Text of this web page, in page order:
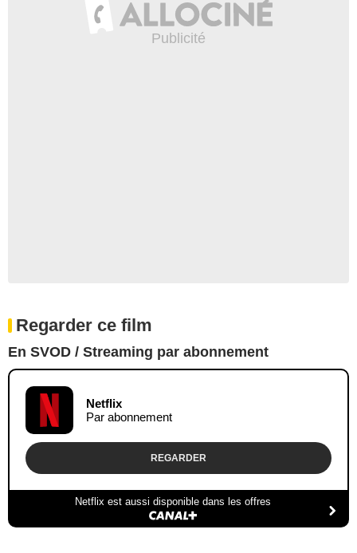
Regarder ce film
En SVOD / Streaming par abonnement
Netflix
Par abonnement
REGARDER
Netflix est aussi disponible dans les offres